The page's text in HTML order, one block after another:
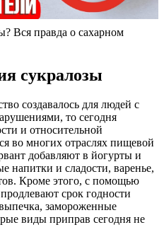
Вся правда о сахарном
сукралозы
создавалось для людей с
то сегодня
и относительной
во многих отраслях пищевой
добавляют в йогурты и
напитки и сладости, варенье,
Кроме этого, с помощью
срок годности
замороженные
виды приправ сегодня не